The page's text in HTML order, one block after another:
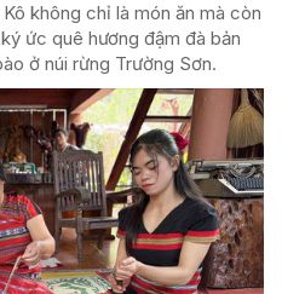
không chỉ là món ăn mà còn
ức quê hương đậm đà bản
ở núi rừng Trường Sơn.